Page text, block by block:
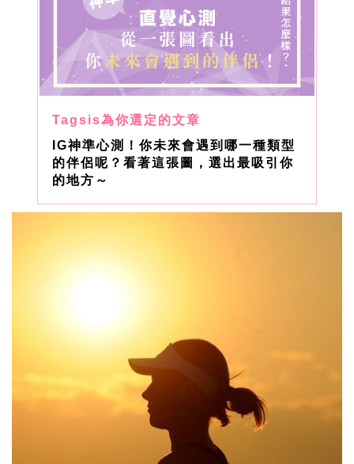
IG神準心測！你未來會遇到哪一種類型
的伴侶呢？看著這張圖，選出最吸引你
的地方～